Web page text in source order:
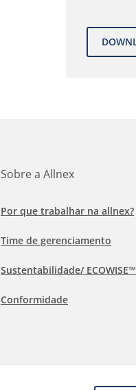
Sobre a Allnex
Por que trabalhar na allnex?
Time de gerenciamento
Sustentabilidade/ ECOWISE™
Conformidade